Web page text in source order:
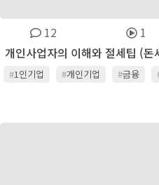
12 1
개인사업자의 이해와 절세팁 (돈
#1인기업 #개인기업 #금융